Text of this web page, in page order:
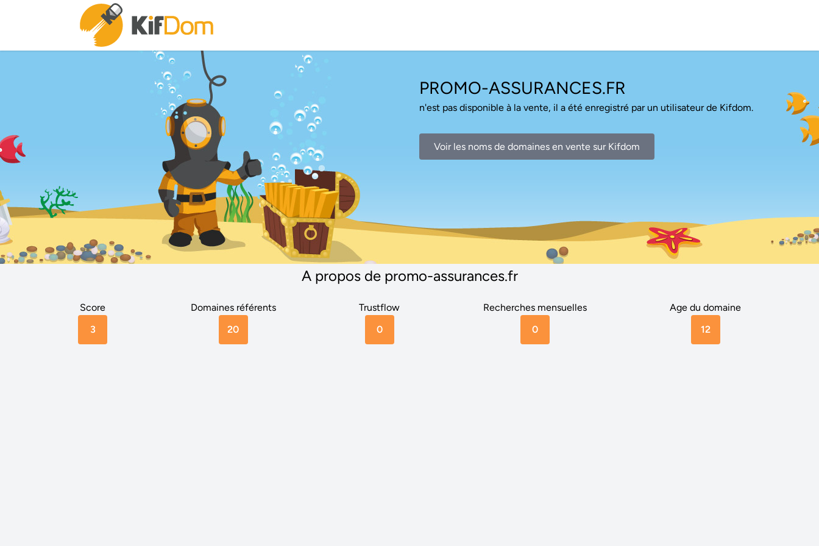
PROMO-ASSURANCES.FR
n'est pas disponible à la vente, il a été enregistré par un utilisateur de Kifdom.
Voir les noms de domaines en vente sur Kifdom
A propos de promo-assurances.fr
Score
3
Domaines référents
20
Trustflow
0
Recherches mensuelles
0
Age du domaine
12